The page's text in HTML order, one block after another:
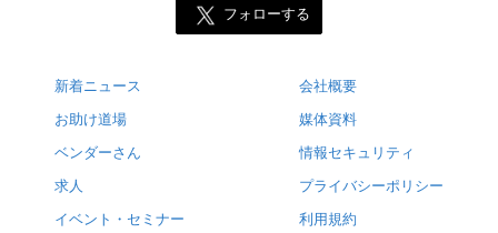
フォローする
新着ニュース
お助け道場
ベンダーさん
求人
イベント・セミナー
会社概要
媒体資料
情報セキュリティ
プライバシーポリシー
利用規約